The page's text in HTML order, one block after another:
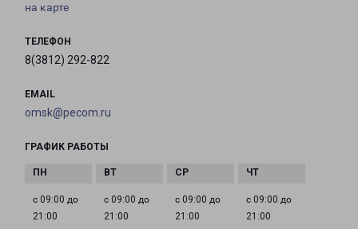
на карте
ТЕЛЕФОН
8(3812) 292-822
EMAIL
omsk@pecom.ru
ГРАФИК РАБОТЫ
с 09:00 до
21:00
с 09:00 до
21:00
с 09:00 до
21:00
с 09:00 до
21:00